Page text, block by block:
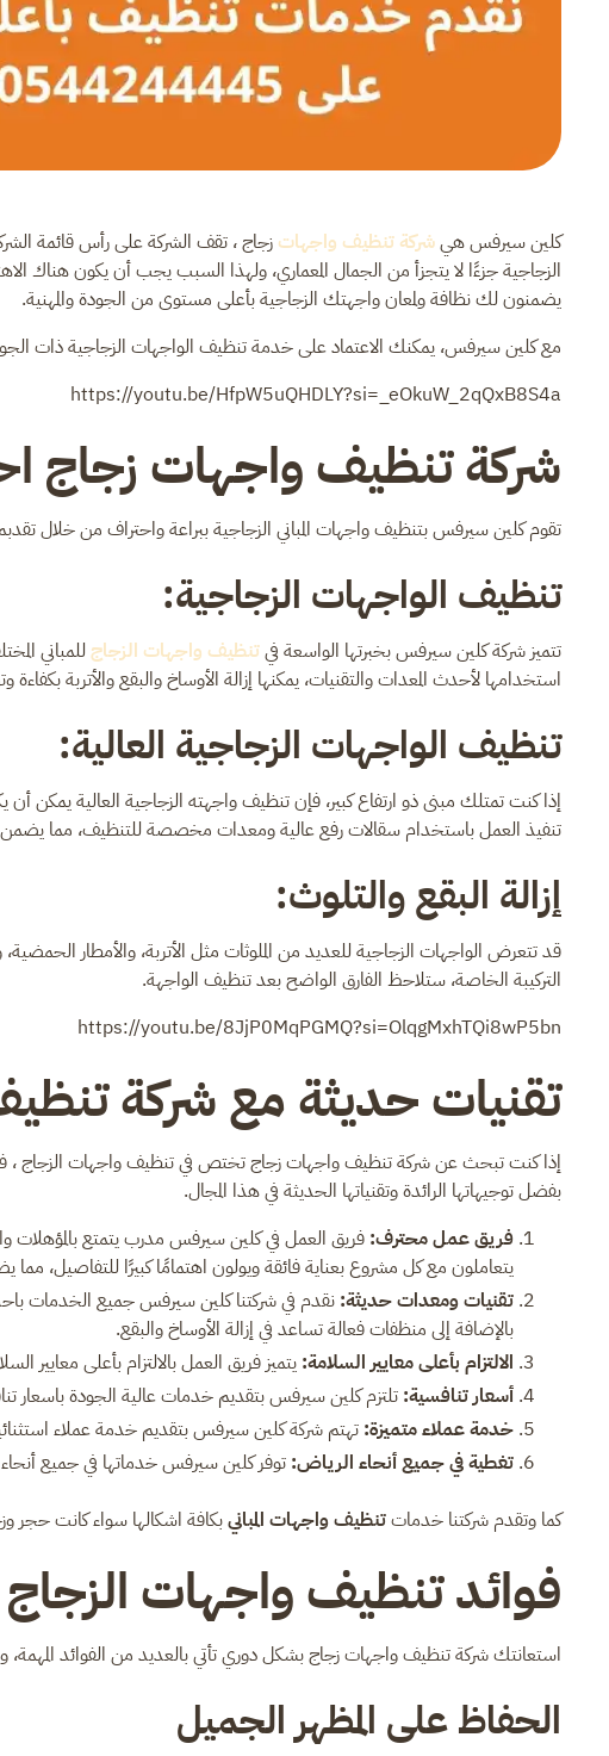
كلين سيرفس هيشركة تنظيف واجهات زجاج ، تقف الشركة على رأس قائمة
الزجاجية جزءًا لا يتجزأ من الجمال المعماري، ولهذا السبب يجب أن يكون هناك
يضمنون لك نظافة ولمعان واجهتك الزجاجية بأعلى مستوى من الجودة والمهنية.
مع كلين سيرفس، يمكنك الاعتماد على خدمة تنظيف الواجهات الزجاجية ذات
https://youtu.be/HfpW5uQHDLY?si=_eOkuW_2qQxB8S4a
شركة تنظيف واجهات زجاج
تقوم كلين سيرفس بتنظيف واجهات المباني الزجاجية ببراعة واحتراف من خلال
تنظيف الواجهات الزجاجية:
تتميز شركة كلين سيرفس بخبرتها الواسعة فيتنظيف واجهات الزجاج للمباني
استخدامها لأحدث المعدات والتقنيات، يمكنها إزالة الأوساخ والبقع والأتربة
تنظيف الواجهات الزجاجية العالية:
إذا كنت تمتلك مبنى ذو ارتفاع كبير، فإن تنظيف واجهته الزجاجية العالية يمكن
تنفيذ العمل باستخدام سقالات رفع عالية ومعدات مخصصة للتنظيف، مما يضمن
إزالة البقع والتلوث:
قد تتعرض الواجهات الزجاجية للعديد من الملوثات مثل الأتربة، والأمطار
التركيبة الخاصة، ستلاحظ الفارق الواضح بعد تنظيف الواجهة.
https://youtu.be/8JjP0MqPGMQ?si=OlqgMxhTQi8wP5bn
تقنيات حديثة مع شركة
إذا كنت تبحث عن شركة تنظيف واجهات زجاج تختص في تنظيف واجهات الزجاج
بفضل توجيهاتها الرائدة وتقنياتها الحديثة في هذا المجال.
فريق عمل محترف: فريق العمل في كلين سيرفس مدرب يتمتع بالمؤهلات
يتعاملون مع كل مشروع بعناية فائقة ويولون اهتمامًا كبيرًا للتفاصيل،
تقنيات ومعدات حديثة: نقدم في شركتنا كلين سيرفس جميع الخدمات
بالإضافة إلى منظفات فعالة تساعد في إزالة الأوساخ والبقع.
الالتزام بأعلى معايير السلامة: يتميز فريق العمل بالالتزام بأعلى معايير
أسعار تنافسية: تلتزم كلين سيرفس بتقديم خدمات عالية الجودة باسعار
خدمة عملاء متميزة: تهتم شركة كلين سيرفس بتقديم خدمة عملاء
تغطية في جميع أنحاء الرياض: توفر كلين سيرفس خدماتها في جميع أنحاء
كما وتقدم شركتنا خدماتتنظيف واجهات المبانيبكافة اشكالها سواء كانت حجر
فوائد تنظيف واجهات
استعانتك شركة تنظيف واجهات زجاج بشكل دوري تأتي بالعديد من الفوائد المهمة،
الحفاظ على المظهر الجميل